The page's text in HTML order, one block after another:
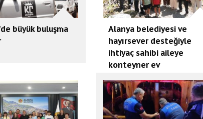
büyük buluşma
Alanya belediyesi ve
hayırsever desteğiyle
ihtiyaç sahibi aileye
konteyner ev